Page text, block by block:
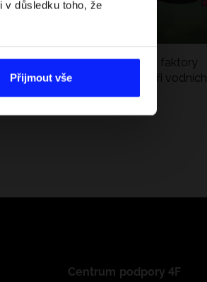
v důsledku toho, že
Přijmout vše
Slunce, vítr a voda: jak tyto faktory
zatěžují pokožku v létě a při vodních
sportech
Centrum podpory 4F